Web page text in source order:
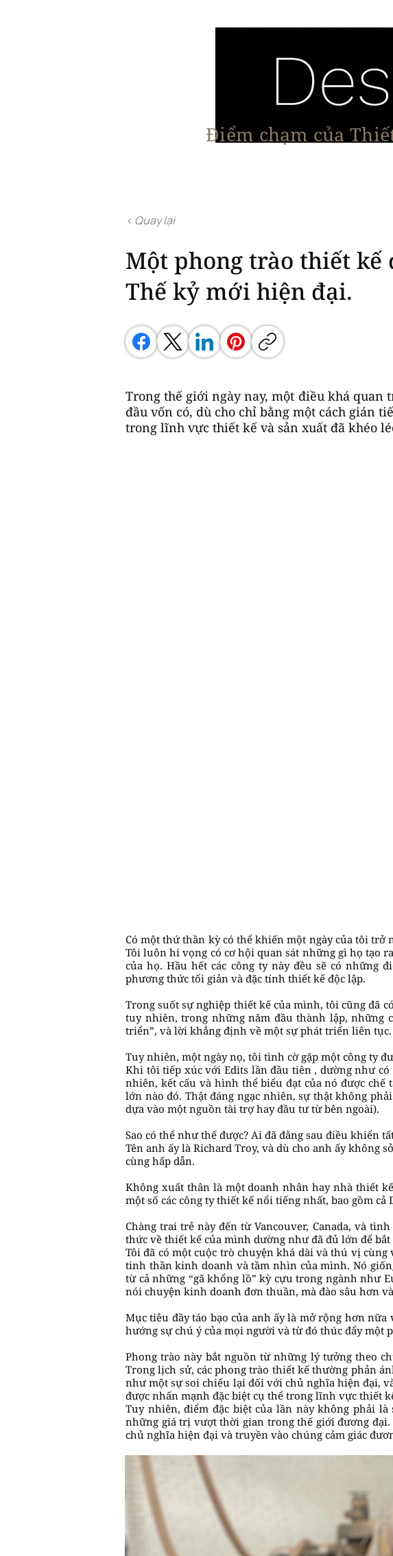
Điểm chạm của
< Quay lại
Một phong trào thiết
Thế kỷ mới hiện đại.
Trong thế giới ngày nay, một điều khá
đầu vốn có, dù cho chỉ bằng một cách gián
trong lĩnh vực thiết kế và sản xuất đã khéo
Có một thứ thần kỳ có thể khiến một ngày của tôi
Tôi luôn hi vọng có cơ hội quan sát những gì họ tạo
của họ. Hầu hết các công ty này đều sẽ có
phương thức tối giản và đặc tính thiết kế độc lập.
Trong suốt sự nghiệp thiết kế của mình, tôi cũng đã
tuy nhiên, trong những năm đầu thành lập, những
triển”, và lời khẳng định về một sự phát triển liên tục.
Tuy nhiên, một ngày nọ, tôi tình cờ gặp một công ty
Khi tôi tiếp xúc với Edits lần đầu tiên , dường như
nhiên, kết cấu và hình thể biểu đạt của nó được
lớn nào đó. Thật đáng ngạc nhiên, sự thật không
dựa vào một nguồn tài trợ hay đầu tư từ bên ngoài).
Sao có thể như thế được? Ai đã đằng sau điều khiển
Tên anh ấy là Richard Troy, và dù cho anh ấy không
cùng hấp dẫn.
Không xuất thân là một doanh nhân hay nhà thiết
một số các công ty thiết kế nổi tiếng nhất, bao gồm cả
Chàng trai trẻ này đến từ Vancouver, Canada, và
thức về thiết kế của mình dường như đã đủ lớn để
Tôi đã có một cuộc trò chuyện khá dài và thú vị
tinh thần kinh doanh và tầm nhìn của mình. Nó
từ cả những “gã khổng lồ” kỳ cựu trong ngành như
nói chuyện kinh doanh đơn thuần, mà đào sâu hơn
Mục tiêu đầy táo bạo của anh ấy là mở rộng hơn
hướng sự chú ý của mọi người và từ đó thúc đẩy một
Phong trào này bắt nguồn từ những lý tưởng theo
Trong lịch sử, các phong trào thiết kế thường phản
như một sự soi chiếu lại đối với chủ nghĩa hiện đại,
được nhấn mạnh đặc biệt cụ thể trong lĩnh vực thiết
Tuy nhiên, điểm đặc biệt của lần này không phải
những giá trị vượt thời gian trong thế giới đương đại.
chủ nghĩa hiện đại và truyền vào chúng cảm giác